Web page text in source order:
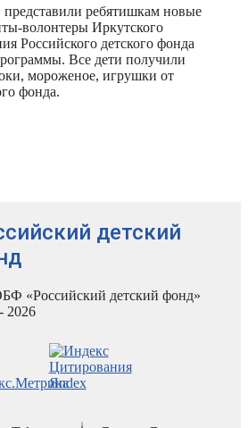
ребятишкам новые
волонтеры Иркутского
Российского детского фонда
Все дети получили
мороженое, игрушки от
фонда.
детский
«Российский детский фонд»
2026